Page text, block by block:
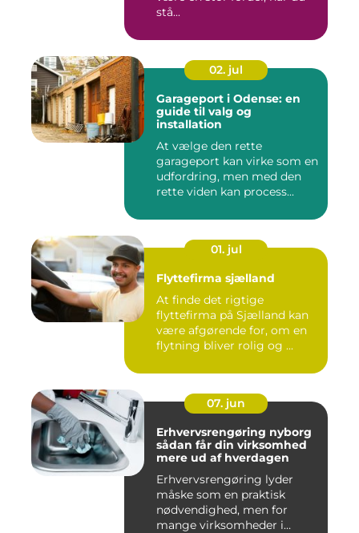
stå...
02. jul
Garageport i Odense: en
guide til valg og
installation
At vælge den rette
garageport kan virke som en
udfordring, men med den
rette viden kan process...
01. jul
Flyttefirma sjælland
At finde det rigtige
flyttefirma på Sjælland kan
være afgørende for, om en
flytning bliver rolig og ...
07. jun
Erhvervsrengøring nyborg
sådan får din virksomhed
mere ud af hverdagen
Erhvervsrengøring lyder
måske som en praktisk
nødvendighed, men for
mange virksomheder i